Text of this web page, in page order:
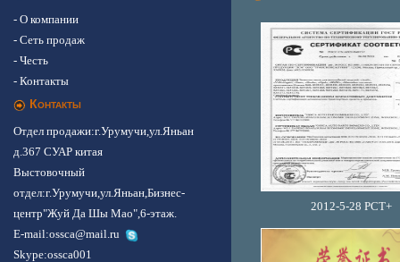
- О компании
- Сеть продаж
- Честь
- Контакты
Контакты
Отдел продажи:г.Урумучи,ул.Яньан
д.367 СУАР китая
Выстовочный
отдел:г.Урумучи,ул.Яньан,Бизнес-
центр"Жуй Да Шы Мао",6-этаж.
E-mail:ossca@mail.ru
Skype:ossca001
2012-5-28 PCT+